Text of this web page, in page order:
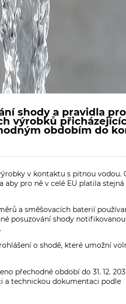
shody a pravidla pro
výrobků
obdobím do
v kontaktu s pitnou vodou.
pro ně v celé EU platila stejná
a směšovacích baterií
posuzování shody notifikovanou
o shodě, které umožní
přechodné období do 31. 12.
a technickou dokumentaci podle